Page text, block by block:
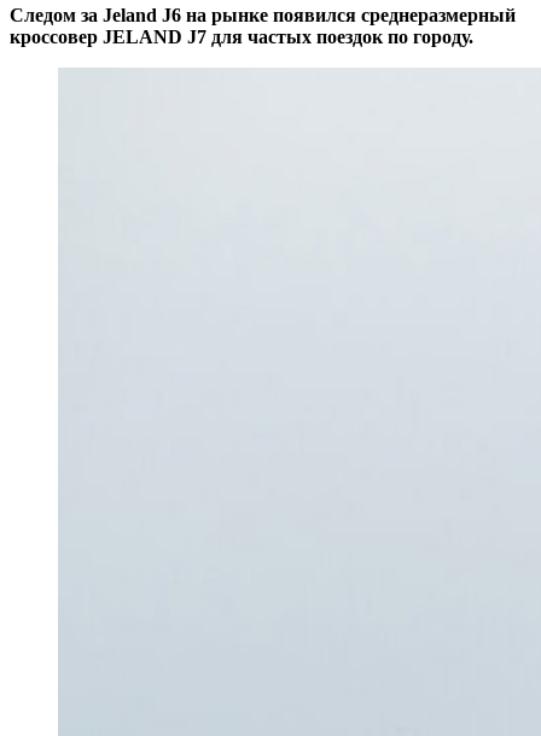
Следом за Jeland J6 на рынке появился среднеразмерный
кроссовер JELAND J7 для частых поездок по городу.